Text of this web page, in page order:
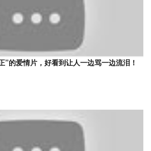
”的爱情片，好看到让人一边骂一边流泪！